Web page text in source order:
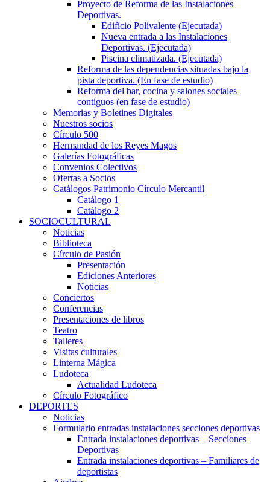
Proyecto de Reforma de las Instalaciones
Deportivas.
Edificio Polivalente (Ejecutada)
Nueva entrada a las Instalaciones
Deportivas. (Ejecutada)
Piscina climatizada. (Ejecutada)
Reforma de las dependencias situadas bajo la
pista deportiva. (En fase de estudio)
Reforma del bar, cocina y salones sociales
contiguos (en fase de estudio)
Memorias y Boletines Digitales
Nuestros socios
Círculo 500
Hermandad de los Reyes Magos
Galerías Fotográficas
Convenios Colectivos
Ofertas a Socios
Catálogos Patrimonio Círculo Mercantil
Catálogo 1
Catálogo 2
SOCIOCULTURAL
Noticias
Biblioteca
Círculo de Pasión
Presentación
Ediciones Anteriores
Noticias
Conciertos
Conferencias
Presentaciones de libros
Teatro
Talleres
Visitas culturales
Linterna Mágica
Ludoteca
Actualidad Ludoteca
Círculo Fotográfico
DEPORTES
Noticias
Formulario entradas instalaciones secciones deportivas
Entrada instalaciones deportivas – Secciones
Deportivas
Entrada instalaciones deportivas – Familiares de
deportistas